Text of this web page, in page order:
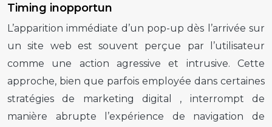
Timing inopportun
L’apparition immédiate d’un pop-updès l’arrivée sur
un site web est souvent perçue par l’utilisateur
comme une action agressive et intrusive. Cette
approche, bien que parfois employée dans certaines
stratégies de marketing digital , interrompt de
manière abrupte l’expérience de navigation de